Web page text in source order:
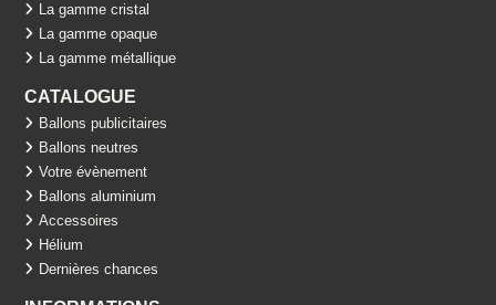
La gamme cristal
La gamme opaque
La gamme métallique
CATALOGUE
Ballons publicitaires
Ballons neutres
Votre évènement
Ballons aluminium
Accessoires
Hélium
Dernières chances